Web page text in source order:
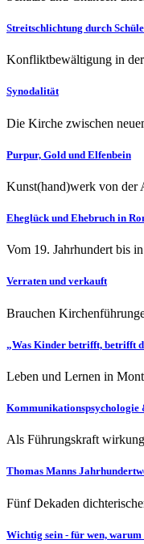
Streitschlichtung durch
Konfliktbewältigung in
Synodalität
Die Kirche zwischen
Purpur, Gold und Elfenbein
Kunst(hand)werk von der
Eheglück und Ehebruch in
Vom 19. Jahrhundert bis
Verraten und verkauft
Brauchen
„Was Kinder betrifft, betrifft
Leben und Lernen in
Kommunikationspsychologie
Als Führungskraft
Thomas Manns
Fünf Dekaden
Wichtig sein - für wen, warum